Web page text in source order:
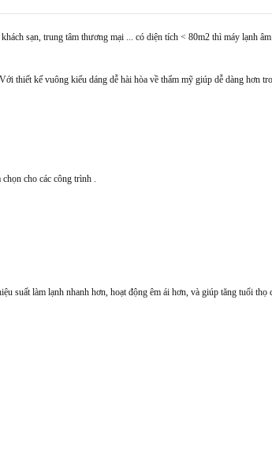
sạn, trung tâm thương mại ... có diện tích < 80m2 thì máy lạnh
thiết kế vuông kiểu dáng dễ hài hòa về thẩm mỹ giúp dễ dàng hơn
cho các công trình .
làm lạnh nhanh hơn, hoạt động êm ái hơn, và giúp tăng tuổi thọ